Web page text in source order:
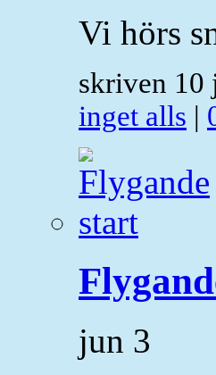
Vi hörs
skriven 10
inget alls |
jun 3